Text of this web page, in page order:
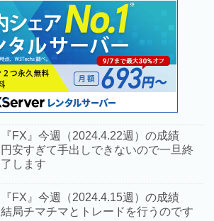
『FX』今週（2024.4.22週）の成績
円安すぎて手出しできないので一旦終
了します
『FX』今週（2024.4.15週）の成績
結局チマチマとトレードを行うのです